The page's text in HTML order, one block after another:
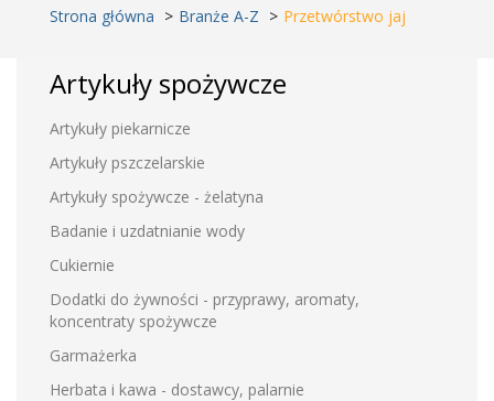
Strona główna Branże A-Z Przetwórstwo jaj
Artykuły spożywcze
Artykuły piekarnicze
Artykuły pszczelarskie
Artykuły spożywcze - żelatyna
Badanie i uzdatnianie wody
Cukiernie
Dodatki do żywności - przyprawy, aromaty,
koncentraty spożywcze
Garmażerka
Herbata i kawa - dostawcy, palarnie